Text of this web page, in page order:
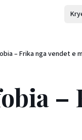
– Frika nga vendet e
–